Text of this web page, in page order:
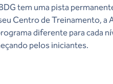
tem uma pista
Centro de Treinamento, a
diferente para cada
pelos iniciantes.